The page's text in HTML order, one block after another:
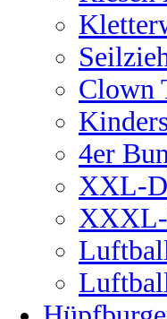
Clown
4er
XXL-
XXXL-